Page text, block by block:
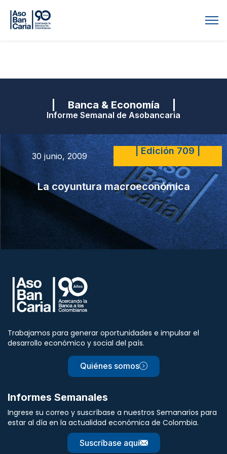
| Banca & Economía |
Informe Semanal de Asobancaria
30 junio, 2009 | Edición 709 |
La coyuntura macroeconómica
Trabajamos para generar oportunidades e impulsar el
desarrollo económico y social del país.
Quiénes somos
Informes Semanales
Ingrese su correo y suscríbase a nuestros Semanarios para
estar al día en la actualidad económica de Colombia.
Suscríbase aquí